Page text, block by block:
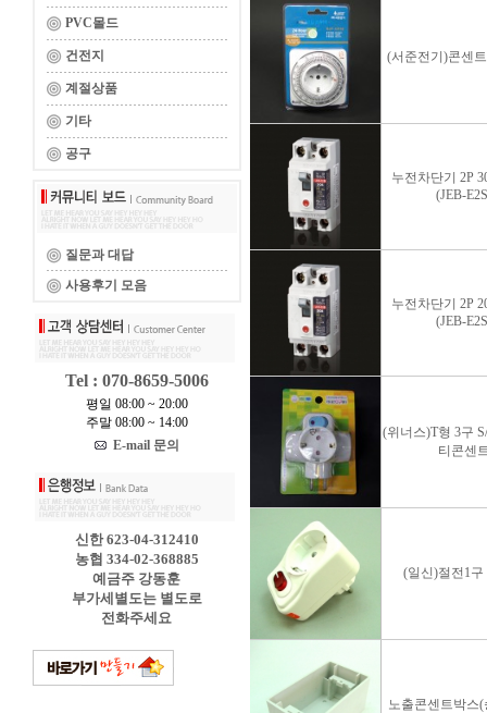
PVC몰드
건전지
계절상품
기타
공구
질문과 대답
사용후기 모음
Tel : 070-8659-5006
평일 08:00 ~ 20:00
주말 08:00 ~ 14:00
E-mail 문의
신한 623-04-312410
농협 334-02-368885
예금주 강동훈
부가세별도는 별도로
전화주세요
(서준전기)콘센
누전차단기 2P
(JEB-
누전차단기 2P
(JEB-
(위너스)T형 3구
티콘센
(일신)절전1구
노출콘센트박스